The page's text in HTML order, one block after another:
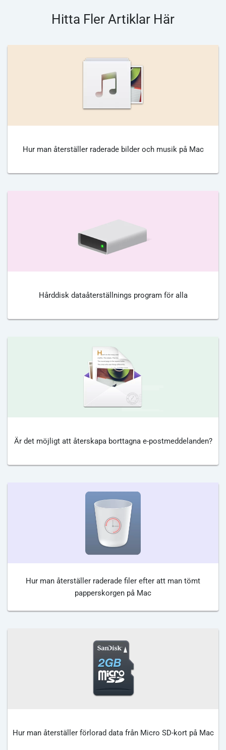
Hitta Fler Artiklar Här
Hur man återställer raderade bilder och musik på Mac
Hårddisk dataåterställnings program för alla
Är det möjligt att återskapa borttagna e-postmeddelanden?
Hur man återställer raderade filer efter att man tömt
papperskorgen på Mac
Hur man återställer förlorad data från Micro SD-kort på Mac